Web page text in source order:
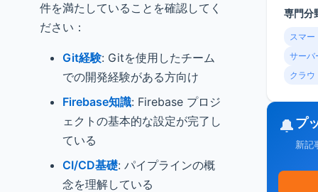
件を満たしていることを確認してく
ださい：
Git経験: Gitを使用したチーム
での開発経験がある方向け
Firebase知識: Firebase プロジ
ェクトの基本的な設定が完了し
ている
CI/CD基礎: パイプラインの概
念を理解している
専門分
スマー
サーバ
クラウ
🔔プ
新記